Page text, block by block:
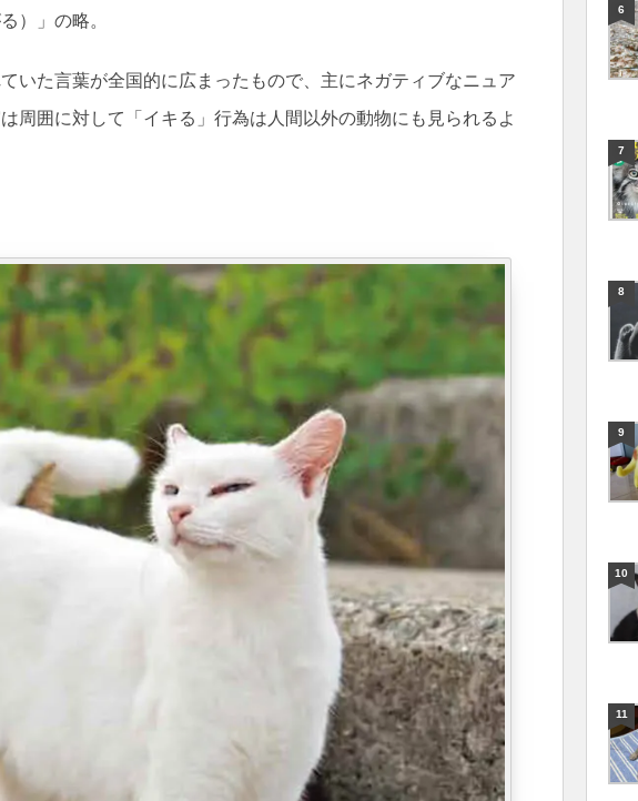
）」の略。
いた言葉が全国的に広まったもので、主にネガティブなニュア
周囲に対して「イキる」行為は人間以外の動物にも見られるよ
6
7
8
9
10
11